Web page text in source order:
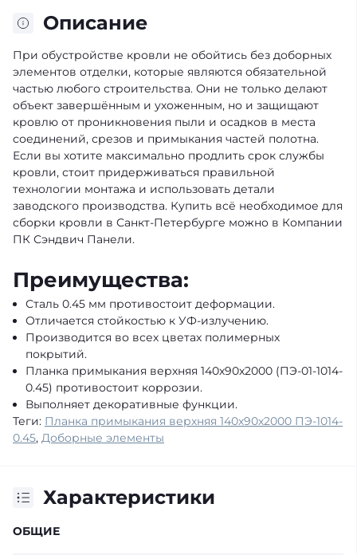
Описание
При обустройстве кровли не обойтись без доборных
элементов отделки, которые являются обязательной
частью любого строительства. Они не только делают
объект завершённым и ухоженным, но и защищают
кровлю от проникновения пыли и осадков в места
соединений, срезов и примыкания частей полотна.
Если вы хотите максимально продлить срок службы
кровли, стоит придерживаться правильной
технологии монтажа и использовать детали
заводского производства. Купить всё необходимое для
сборки кровли в Санкт-Петербурге можно в Компании
ПК Сэндвич Панели.
Преимущества:
Сталь 0.45 мм противостоит деформации.
Отличается стойкостью к УФ-излучению.
Производится во всех цветах полимерных
покрытий.
Планка примыкания верхняя 140х90х2000 (ПЭ-01-1014-
0.45) противостоит коррозии.
Выполняет декоративные функции.
Теги: Планка примыкания верхняя 140х90х2000 ПЭ-1014-
0.45, Доборные элементы
Характеристики
ОБЩИЕ